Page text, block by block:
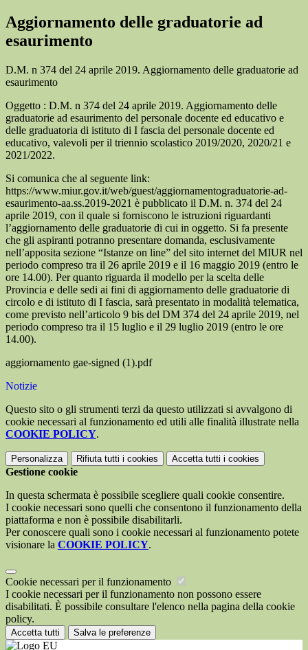
Aggiornamento delle graduatorie ad
esaurimento
D.M. n 374 del 24 aprile 2019. Aggiornamento delle graduatorie ad
esaurimento
Oggetto : D.M. n 374 del 24 aprile 2019. Aggiornamento delle
graduatorie ad esaurimento del personale docente ed educativo e
delle graduatoria di istituto di I fascia del personale docente ed
educativo, valevoli per il triennio scolastico 2019/2020, 2020/21 e
2021/2022.
Si comunica che al seguente link:
https://www.miur.gov.it/web/guest/aggiornamentograduatorie-ad-
esaurimento-aa.ss.2019-2021 è pubblicato il D.M. n. 374 del 24
aprile 2019, con il quale si forniscono le istruzioni riguardanti
l’aggiornamento delle graduatorie di cui in oggetto. Si fa presente
che gli aspiranti potranno presentare domanda, esclusivamente
nell’apposita sezione “Istanze on line” del sito internet del MIUR nel
periodo compreso tra il 26 aprile 2019 e il 16 maggio 2019 (entro le
ore 14.00). Per quanto riguarda il modello per la scelta delle
Provincia e delle sedi ai fini di aggiornamento delle graduatorie di
circolo e di istituto di I fascia, sarà presentato in modalità telematica,
come previsto nell’articolo 9 bis del DM 374 del 24 aprile 2019, nel
periodo compreso tra il 15 luglio e il 29 luglio 2019 (entro le ore
14.00).
aggiornamento gae-signed (1).pdf
Notizie
Questo sito o gli strumenti terzi da questo utilizzati si avvalgono di
cookie necessari al funzionamento ed utili alle finalità illustrate nella
COOKIE POLICY.
Personalizza Rifiuta tutti i cookies Accetta tutti i cookies
Gestione cookie
In questa schermata è possibile scegliere quali cookie consentire.
I cookie necessari sono quelli che consentono il funzionamento della
piattaforma e non è possibile disabilitarli.
Per conoscere quali sono i cookie necessari al funzionamento potete
visionare la COOKIE POLICY.
Cookie necessari per il funzionamento
I cookie necessari per il funzionamento non possono essere
disabilitati. È possibile consultare l'elenco nella pagina della cookie
policy.
Accetta tutti Salva le preferenze